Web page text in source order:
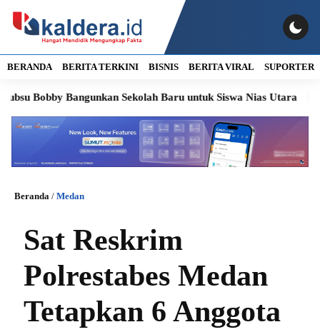
BERANDA BERITA TERKINI BISNIS BERITA VIRAL SUPORTER
Bangunkan Sekolah Baru untuk Siswa Nias Utara Soroti
Beranda / Medan
Sat Reskrim
Polrestabes Medan
Tetapkan 6 Anggota